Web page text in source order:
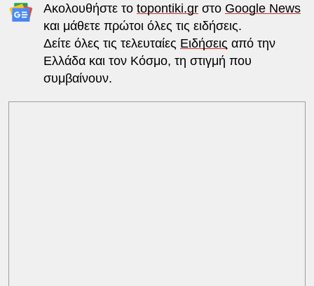
Ακολουθήστε το topontiki.grστο Google News
και μάθετε πρώτοι όλες τις ειδήσεις.
Δείτε όλες τις τελευταίες Ειδήσεις από την
Ελλάδα και τον Κόσμο, τη στιγμή που
συμβαίνουν.